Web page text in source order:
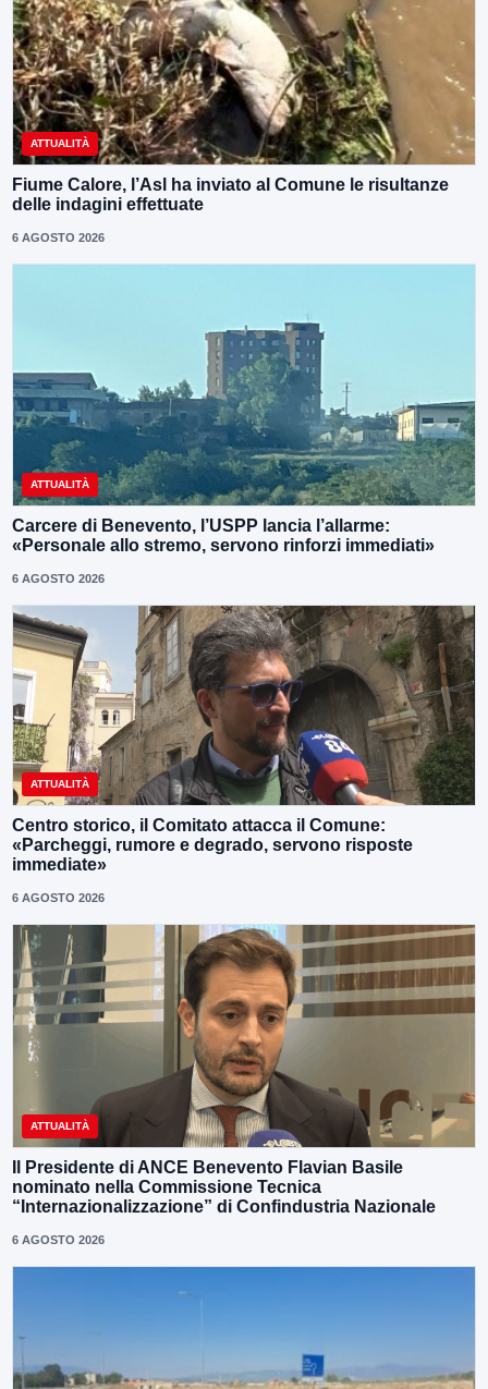
ATTUALITÀ
Fiume Calore, l’Asl ha inviato al Comune le risultanze
delle indagini effettuate
6 AGOSTO 2026
ATTUALITÀ
Carcere di Benevento, l’USPP lancia l’allarme:
«Personale allo stremo, servono rinforzi immediati»
6 AGOSTO 2026
ATTUALITÀ
Centro storico, il Comitato attacca il Comune:
«Parcheggi, rumore e degrado, servono risposte
immediate»
6 AGOSTO 2026
ATTUALITÀ
Il Presidente di ANCE Benevento Flavian Basile
nominato nella Commissione Tecnica
“Internazionalizzazione” di Confindustria Nazionale
6 AGOSTO 2026